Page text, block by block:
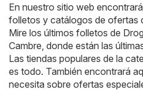
En nuestro sitio web
folletos y catálogos de ofertas
Mire los últimos folletos de
Cambre, donde están las
Las tiendas populares de la
es todo. También encontrará
necesita sobre ofertas